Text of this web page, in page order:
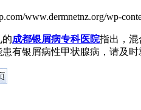
www.dermnetnz.org/wp-
的成都银屑病专科医院指出，混
有银屑病性甲状腺病，请及时